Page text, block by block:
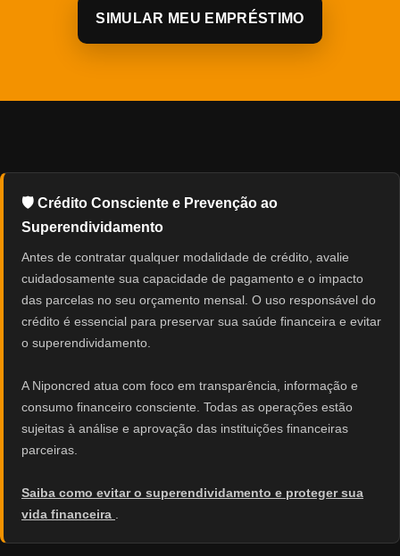
SIMULAR MEU EMPRÉSTIMO
🛡️ Crédito Consciente e Prevenção ao
Superendividamento
Antes de contratar qualquer modalidade de crédito, avalie
cuidadosamente sua capacidade de pagamento e o impacto
das parcelas no seu orçamento mensal. O uso responsável do
crédito é essencial para preservar sua saúde financeira e evitar
o superendividamento.
A Niponcred atua com foco em transparência, informação e
consumo financeiro consciente. Todas as operações estão
sujeitas à análise e aprovação das instituições financeiras
parceiras.
Saiba como evitar o superendividamento e proteger sua
vida financeira .